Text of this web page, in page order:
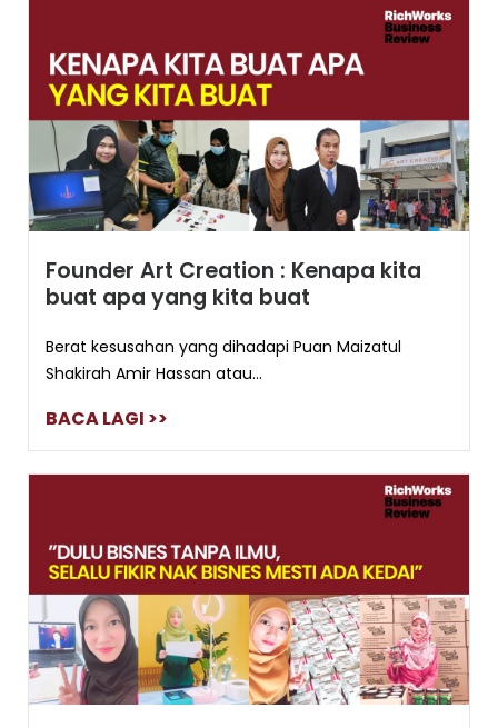
Founder Art Creation : Kenapa kita
buat apa yang kita buat
Berat kesusahan yang dihadapi Puan Maizatul
Shakirah Amir Hassan atau...
BACA LAGI >>